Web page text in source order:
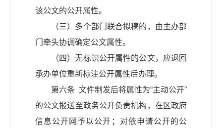
该公文的公开属性。
（三）多个部门联合拟稿的，由主办部
门牵头协调确定公文属性。
（四）无标识公开属性的公文，应退回
承办单位重新标注公开属性后办理。
第六条 文件制发后将属性为“主动公开”
的公文报送至政务公开负责机构，在区政府
信息公开网予以公开；对依申请公开的公